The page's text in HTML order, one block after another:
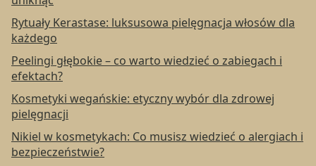
Rytuały Kerastase: luksusowa pielęgnacja włosów dla
każdego
Peelingi głębokie – co warto wiedzieć o zabiegach i
efektach?
Kosmetyki wegańskie: etyczny wybór dla zdrowej
pielęgnacji
Nikiel w kosmetykach: Co musisz wiedzieć o alergiach i
bezpieczeństwie?